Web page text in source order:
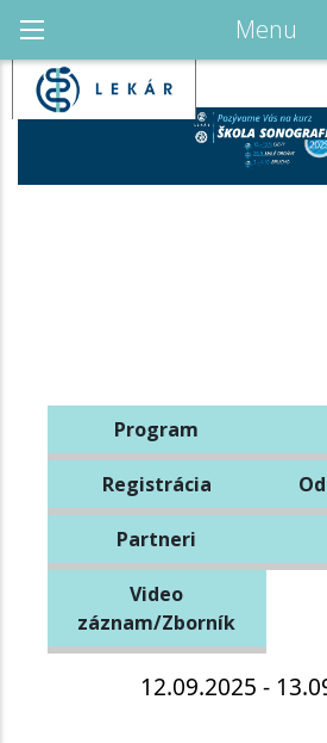
Menu
Program
Registrácia
Partneri
Video
záznam/Zborník
12.09.2025 -